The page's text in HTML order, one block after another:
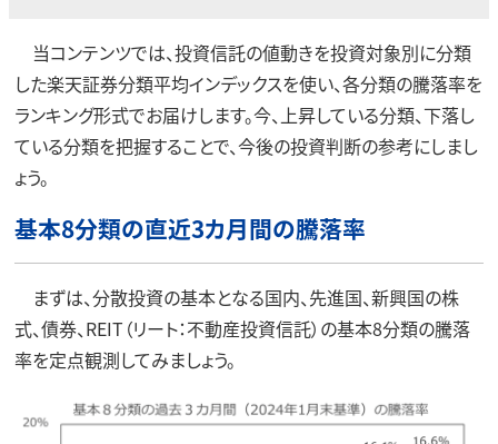
当コンテンツでは、投資信託の値動きを投資対象別に分類
した楽天証券分類平均インデックスを使い、各分類の騰落率を
ランキング形式でお届けします。今、上昇している分類、下落し
ている分類を把握することで、今後の投資判断の参考にしまし
ょう。
基本8分類の直近3カ月間の騰落率
まずは、分散投資の基本となる国内、先進国、新興国の株
式、債券、REIT（リート：不動産投資信託）の基本8分類の騰落
率を定点観測してみましょう。